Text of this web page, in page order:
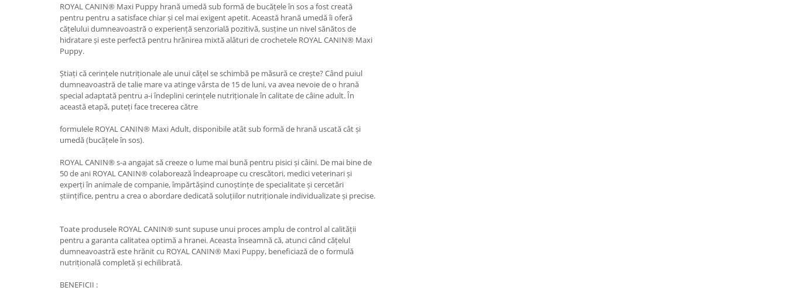
ROYAL CANIN® Maxi Puppy hrană umedă sub formă de bucățele în sos a fost creată
pentru pentru a satisface chiar și cel mai exigent apetit. Această hrană umedă îi oferă
cățelului dumneavoastră o experiență senzorială pozitivă, susține un nivel sănătos de
hidratare și este perfectă pentru hrănirea mixtă alături de crochetele ROYAL CANIN® Maxi
Puppy.
Știați că cerințele nutriționale ale unui cățel se schimbă pe măsură ce crește? Când puiul
dumneavoastră de talie mare va atinge vârsta de 15 de luni, va avea nevoie de o hrană
special adaptată pentru a-i îndeplini cerințele nutriționale în calitate de câine adult. În
această etapă, puteți face trecerea către
formulele ROYAL CANIN® Maxi Adult, disponibile atât sub formă de hrană uscată cât și
umedă (bucățele în sos).
ROYAL CANIN® s-a angajat să creeze o lume mai bună pentru pisici și câini. De mai bine de
50 de ani ROYAL CANIN® colaborează îndeaproape cu crescători, medici veterinari și
experți în animale de companie, împărtășind cunoștințe de specialitate și cercetări
științifice, pentru a crea o abordare dedicată soluțiilor nutriționale individualizate și precise.
Toate produsele ROYAL CANIN® sunt supuse unui proces amplu de control al calității
pentru a garanta calitatea optimă a hranei. Aceasta înseamnă că, atunci când cățelul
dumneavoastră este hrănit cu ROYAL CANIN® Maxi Puppy, beneficiază de o formulă
nutrițională completă și echilibrată.
BENEFICII :